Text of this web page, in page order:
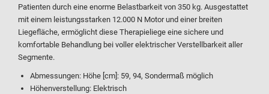
Patienten durch eine enorme Belastbarkeit von 350 kg. Ausgestattet
mit einem leistungsstarken 12.000 N Motor und einer breiten
Liegefläche, ermöglicht diese Therapieliege eine sichere und
komfortable Behandlung bei voller elektrischer Verstellbarkeit aller
Segmente.
Abmessungen: Höhe [cm]: 59, 94, Sondermaß möglich
Höhenverstellung: Elektrisch